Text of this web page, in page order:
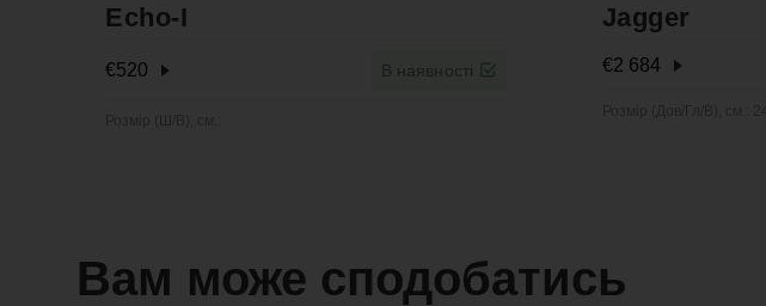
Echo-I
€520 В наявності
Jagger
€2 684
Вам може сподобатись